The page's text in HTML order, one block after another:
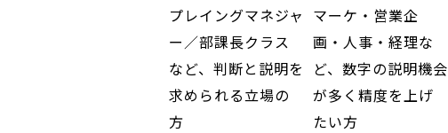
プレイングマネジャ
ー／部課長クラス
など、判断と説明を
求められる立場の
方
マーケ・営業企
画・人事・経理な
ど、数字の説明機会
が多く精度を上げ
たい方